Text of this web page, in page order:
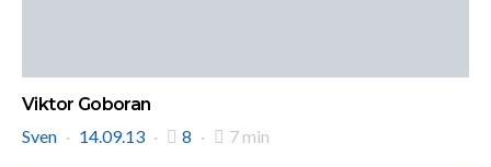
Viktor Goboran
Sven
14.09.13 8 7 min